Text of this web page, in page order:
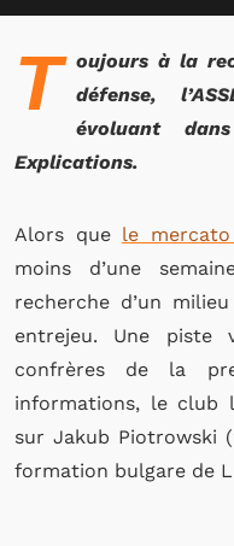
T
oujours à la
défense,
évoluant
Explications.
Alors que le
moins d’une
recherche d’un
entrejeu. Une piste
confrères de la
informations, le club
sur Jakub Piotrowski
formation bulgare de